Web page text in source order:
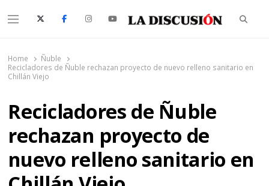
Menu
Home
Ñuble
Recicladores de Ñuble rechazan proyecto de nuevo relleno sanitario en
Chillán Viejo
Recicladores de Ñuble
rechazan proyecto de
nuevo relleno sanitario en